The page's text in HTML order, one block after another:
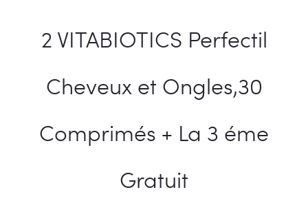
2 VITABIOTICS Perfectil
Cheveux et Ongles,30
Comprimés + La 3 éme
Gratuit